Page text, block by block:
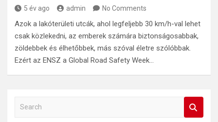
5 év ago admin No Comments
Azok a lakóterületi utcák, ahol legfeljebb 30 km/h-val lehet
csak közlekedni, az emberek számára biztonságosabbak,
zöldebbek és élhetőbbek, más szóval életre szólóbbak.
Ezért az ENSZ a Global Road Safety Week…